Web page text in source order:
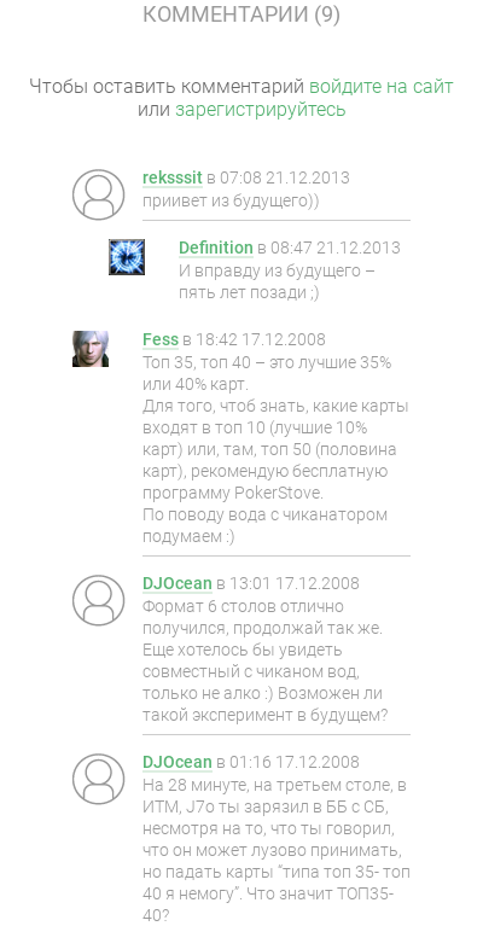
КОММЕНТАРИИ (9)
Чтобы оставить комментарий войдите на сайт
или зарегистрируйтесь
reksssit в 07:08 21.12.2013
приивет из будущего))
Definition в 08:47 21.12.2013
И вправду из будущего –
пять лет позади ;)
Fess в 18:42 17.12.2008
Топ 35, топ 40 – это лучшие 35%
или 40% карт.
Для того, чтоб знать, какие карты
входят в топ 10 (лучшие 10%
карт) или, там, топ 50 (половина
карт), рекомендую бесплатную
программу PokerStove.
По поводу вода с чиканатором
подумаем :)
DJOcean в 13:01 17.12.2008
Формат 6 столов отлично
получился, продолжай так же.
Еще хотелось бы увидеть
совместный с чиканом вод,
только не алко :) Возможен ли
такой эксперимент в будущем?
DJOcean в 01:16 17.12.2008
На 28 минуте, на третьем столе, в
ИТМ, J7o ты зарязил в ББ с СБ,
несмотря на то, что ты говорил,
что он может лузово принимать,
но падать карты “типа топ 35- топ
40 я немогу”. Что значит ТОП35-
40?